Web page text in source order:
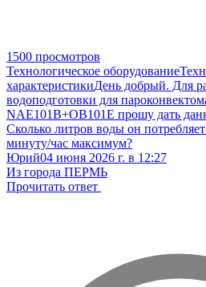
1500 просмотров
Технологическое оборудование
характеристикиДень добрый. Для
водоподготовки для
NAE101B+OB101E прошу дать
Сколько литров воды он
минуту/час максимум?
Юрий04 июня 2026 г. в 12:27
Из города ПЕРМЬ
Прочитать ответ